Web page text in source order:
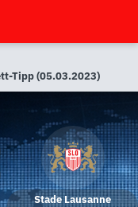
Tipp (05.03.2023)
Stade Lausanne